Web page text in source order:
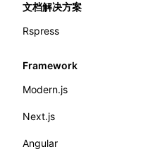
文档解决方案
Rspress
Framework
Modern.js
Modern.js 接入概览
快速开始
Next.js
Next.js 接入概览
Angular